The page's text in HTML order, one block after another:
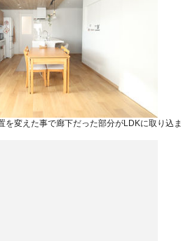
を変えた事で廊下だった部分がLDKに取り込ま